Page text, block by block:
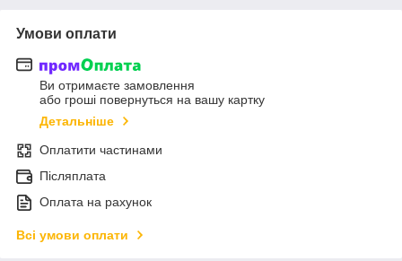
Умови оплати
Ви отримаєте замовлення
або гроші повернуться на вашу картку
Детальніше
Оплатити частинами
Післяплата
Оплата на рахунок
Всі умови оплати